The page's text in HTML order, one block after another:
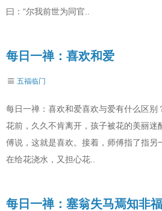
曰：“尔我前世为同官..
每日一禅：喜欢和爱
五福临门
每日一禅：喜欢和爱喜欢与爱有什么区别
花前，久久不肯离开，孩子被花的美丽迷
傅说，这就是喜欢。接着，师傅指了指另
在给花浇水，又担心花..
每日一禅：塞翁失马焉知非福